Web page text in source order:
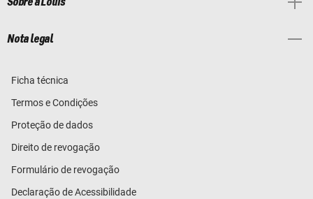
Nota legal
Ficha técnica
Termos e Condições
Proteção de dados
Direito de revogação
Formulário de revogação
Declaração de Acessibilidade